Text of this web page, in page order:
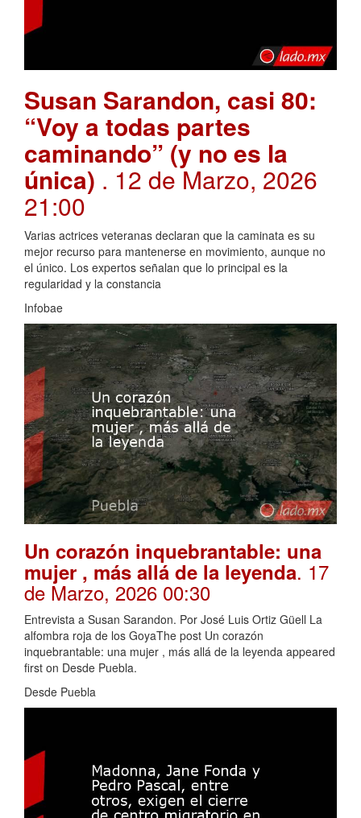
Susan Sarandon, casi 80:
“Voy a todas partes
caminando” (y no es la
única) . 12 de Marzo, 2026
21:00
Varias actrices veteranas declaran que la caminata es su
mejor recurso para mantenerse en movimiento, aunque no
el único. Los expertos señalan que lo principal es la
regularidad y la constancia
Infobae
Un corazón inquebrantable: una
mujer , más allá de la leyenda. 17
de Marzo, 2026 00:30
Entrevista a Susan Sarandon. Por José Luis Ortiz Güell La
alfombra roja de los GoyaThe post Un corazón
inquebrantable: una mujer , más allá de la leyenda appeared
first on Desde Puebla.
Desde Puebla